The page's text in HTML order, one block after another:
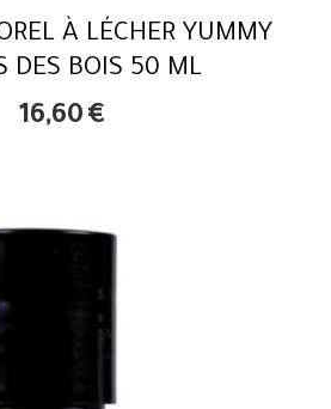
À LÉCHER YUMMY
DES BOIS 50 ML
16,60 €